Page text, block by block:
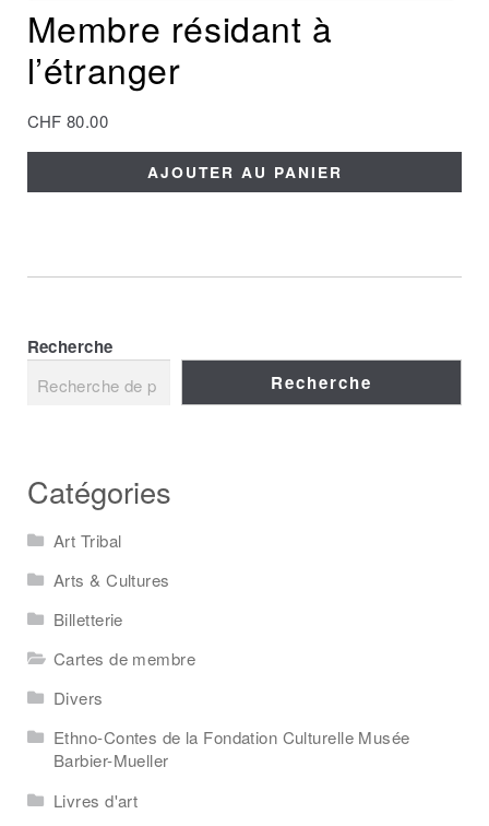
Membre résidant à
l’étranger
CHF 80.00
AJOUTER AU PANIER
Recherche
Recherche
Catégories
Art Tribal
Arts & Cultures
Billetterie
Cartes de membre
Divers
Ethno-Contes de la Fondation Culturelle Musée
Barbier-Mueller
Livres d'art